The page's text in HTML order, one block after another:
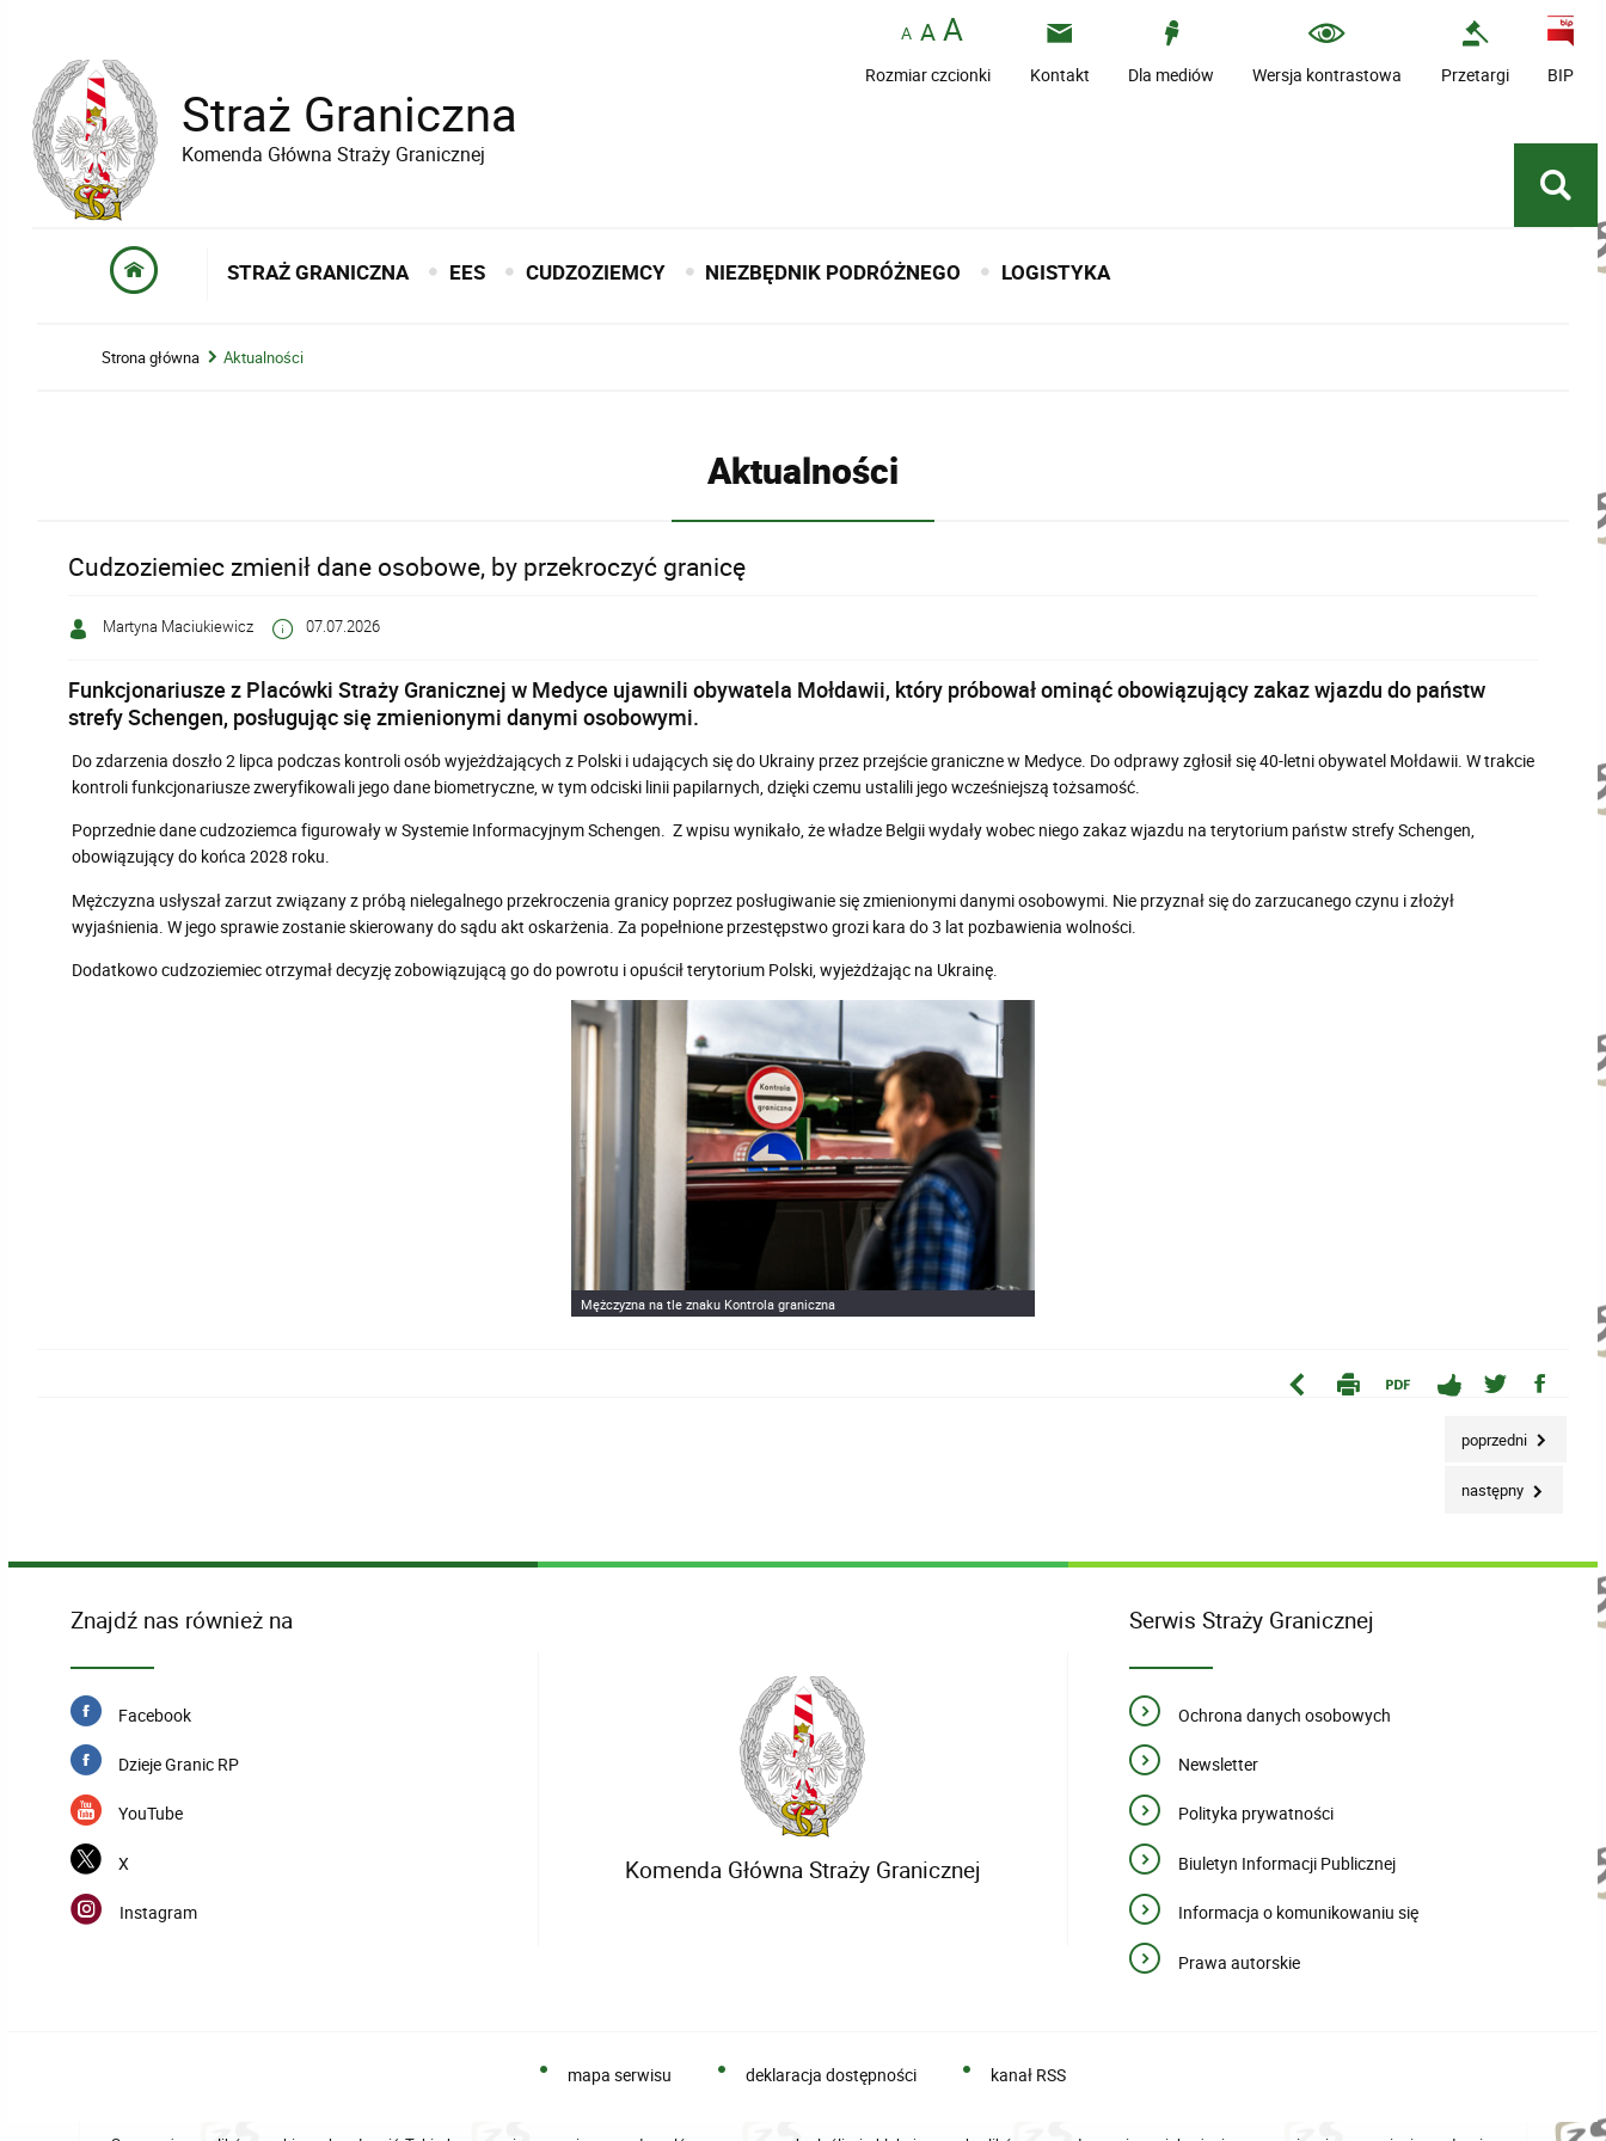
Straż Graniczna
Komenda Główna Straży Granicznej
Rozmiar czcionki Kontakt Dla mediów Wersja kontrastowa Przetargi BIP
STRAŻ GRANICZNA EES CUDZOZIEMCY NIEZBĘDNIK PODRÓŻNEGO LOGISTYKA
Strona główna Aktualności
Aktualności
Cudzoziemiec zmienił dane osobowe, by przekroczyć granicę
Martyna Maciukiewicz 07.07.2026
Funkcjonariusze z Placówki Straży Granicznej w Medyce ujawnili obywatela Mołdawii, który próbował ominąć obowiązujący zakaz wjazdu do państw
strefy Schengen, posługując się zmienionymi danymi osobowymi.
Do zdarzenia doszło 2 lipca podczas kontroli osób wyjeżdżających z Polski i udających się do Ukrainy przez przejście graniczne w Medyce. Do odprawy zgłosił się 40-letni obywatel Mołdawii. W trakcie
kontroli funkcjonariusze zweryfikowali jego dane biometryczne, w tym odciski linii papilarnych, dzięki czemu ustalili jego wcześniejszą tożsamość.
Poprzednie dane cudzoziemca figurowały w Systemie Informacyjnym Schengen. Z wpisu wynikało, że władze Belgii wydały wobec niego zakaz wjazdu na terytorium państw strefy Schengen,
obowiązujący do końca 2028 roku.
Mężczyzna usłyszał zarzut związany z próbą nielegalnego przekroczenia granicy poprzez posługiwanie się zmienionymi danymi osobowymi. Nie przyznał się do zarzucanego czynu i złożył
wyjaśnienia. W jego sprawie zostanie skierowany do sądu akt oskarżenia. Za popełnione przestępstwo grozi kara do 3 lat pozbawienia wolności.
Dodatkowo cudzoziemiec otrzymał decyzję zobowiązującą go do powrotu i opuścił terytorium Polski, wyjeżdżając na Ukrainę.
Mężczyzna na tle znaku Kontrola graniczna
poprzedni
następny
Znajdź nas również na
Facebook
Dzieje Granic RP
YouTube
X
Instagram
Komenda Główna Straży Granicznej
Serwis Straży Granicznej
Ochrona danych osobowych
Newsletter
Polityka prywatności
Biuletyn Informacji Publicznej
Informacja o komunikowaniu się
Prawa autorskie
mapa serwisu deklaracja dostępności kanał RSS